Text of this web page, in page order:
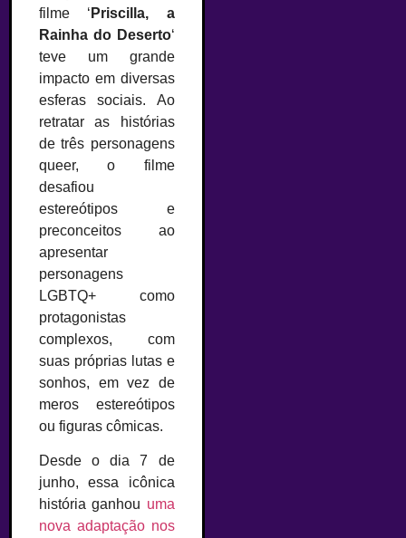
filme ‘ Priscilla, a
Rainha do Deserto‘
teve um grande
impacto em diversas
esferas sociais. Ao
retratar as histórias
de três personagens
queer, o filme
desafiou
estereótipos e
preconceitos ao
apresentar
personagens
LGBTQ+ como
protagonistas
complexos, com
suas próprias lutas e
sonhos, em vez de
meros estereótipos
ou figuras cômicas.
Desde o dia 7 de
junho, essa icônica
história ganhou uma
nova adaptação nos